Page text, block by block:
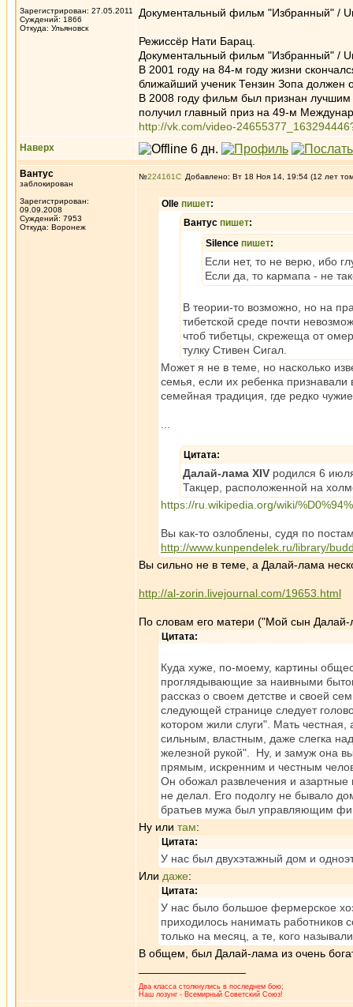
Зарегистрирован: 27.05.2011
Суждений: 1866
Откуда: Ульяновск
Документальный фильм "Избранный" /
Режиссёр Нати Барац.
Документальный фильм "Избранный" /
В 2001 году на 84-м году жизни
ближайший ученик Тензин Зопа должен
В 2008 году фильм был признан
получил главный приз на 49-м
http://vk.com/video-
Наверх
Вантус
заблокирован
Зарегистрирован:
09.09.2008
Суждений: 7953
Откуда: Воронеж
№224161 Добавлено: Вт 18 Ноя 14, 19:54 (12 лет
Olle пишет:
Вантус пишет:
Silence пишет:
Если нет, то не верю, ибо
Если да, то кармапа - не
В теории-то возможно, но на
тибетской среде почти
чтоб тибетцы, скрежеща от
тулку Стивен Сигал.
Может я не в теме, но насколько
семья, если их ребенка
семейная традиция, где редко
Цитата:
Далай-лама XIV родился 6
Такцер, расположенной на
https://ru.wikipedia.org/wiki/
Вы как-то озлоблены, судя по
http://www.kunpendelek.ru/library/
Вы сильно не в теме, а Далай-лама
http://al-zorin.livejournal.com/19653.html
По словам его матери ("Мой сын
Цитата:
Куда хуже, по-моему, картины
проглядывающие за наивными
рассказ о своем детстве и своей
следующей странице следует
котором жили слуги". Мать
сильным, властным, даже слегка
железной рукой". Ну, и замуж она
прямым, искренним и честным
Он обожал развлечения и азартные
не делал. Его подолгу не бывало
братьев мужа был управляющим
Ну или там:
Цитата:
У нас был двухэтажный дом и
Или даже:
Цитата:
У нас было большое фермерское
приходилось нанимать работников
только на месяц, а те, кого
В общем, был Далай-лама из очень
Два класса столкнулись в последнем бою;
Наш лозунг - Всемирный Советский Союз!